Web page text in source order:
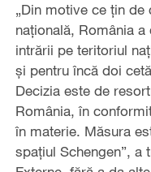
„Din motive ce ţin
naţională, România
intrării pe teritoriul
şi pentru încă doi
Decizia este de
România, în
în materie. Măsura
spaţiul Schengen”, a